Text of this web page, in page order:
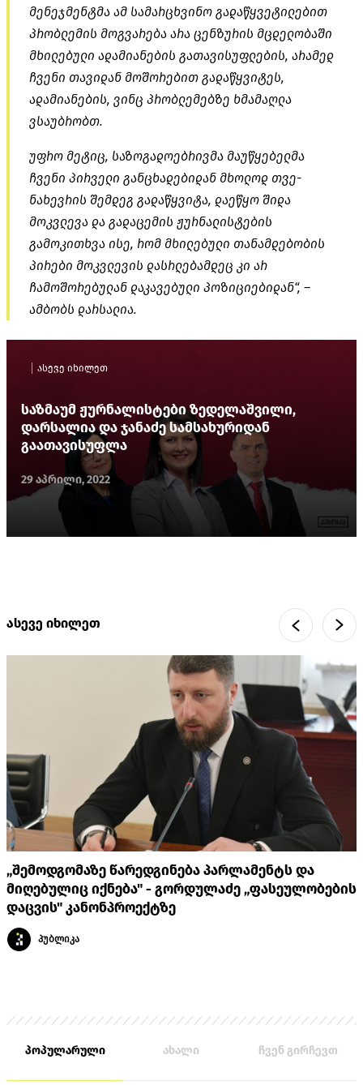
მენეჯმენტმა ამ სამარცხვინო გადაწყვეტილებით
პრობლემის მოგვარება არა ცენზურის მცდელობაში
მხილებული ადამიანების გათავისუფლების, არამედ
ჩვენი თავიდან მოშორებით გადაწყვიტეს,
ადამიანების, ვინც პრობლემებზე ხმამაღლა
ვსაუბრობთ.
უფრო მეტიც, საზოგადოებრივმა მაუწყებელმა
ჩვენი პირველი განცხადებიდან მხოლოდ თვე-
ნახევრის შემდეგ გადაწყვიტა, დაეწყო შიდა
მოკვლევა და გადაცემის ჟურნალისტების
გამოკითხვა ისე, რომ მხილებული თანამდებობის
პირები მოკვლევის დასრლებამდეც კი არ
ჩამოშორებულან დაკავებული პოზიციებიდან“, –
ამბობს დარსალია.
ასევე იხილეთ
საზმაუმ ჟურნალისტები ზედელაშვილი,
დარსალია და ჯანაძე სამსახურიდან
გაათავისუფლა
29 აპრილი, 2022
ასევე იხილეთ
„შემოდგომაზე წარედგინება პარლამენტს და
მიღებულიც იქნება" - გორდულაძე „ფასეულობების
დაცვის" კანონპროექტზე
პუბლიკა
პოპულარული ახალი ჩვენ გირჩევთ